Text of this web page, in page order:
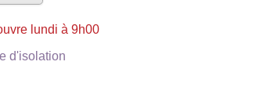
lundi à 9h00
d'isolation